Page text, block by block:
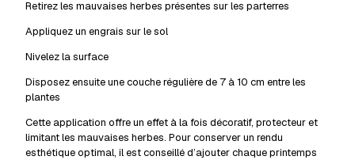
Retirez les mauvaises herbes présentes sur les parterres
Appliquez un engrais sur le sol
Nivelez la surface
Disposez ensuite une couche régulière de 7 à 10 cm entre les
plantes
Cette application offre un effet à la fois décoratif, protecteur et
limitant les mauvaises herbes. Pour conserver un rendu
esthétique optimal, il est conseillé d’ajouter chaque printemps